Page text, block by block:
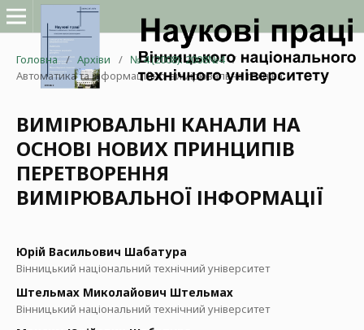
Головна / Архіви / № 4 (2008): 2008№4 /
Автоматика та інформаційно-вимірювальна техніка
ВИМІРЮВАЛЬНІ КАНАЛИ НА
ОСНОВІ НОВИХ ПРИНЦИПІВ
ПЕРЕТВОРЕННЯ
ВИМІРЮВАЛЬНОЇ ІНФОРМАЦІЇ
Юрій Васильович Шабатура
Вінницький національний технічний університет
Штельмах Миколайович Штельмах
Вінницький національний технічний університет